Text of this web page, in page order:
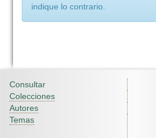
indique lo contrario.
Consultar
Colecciones
Autores
Temas